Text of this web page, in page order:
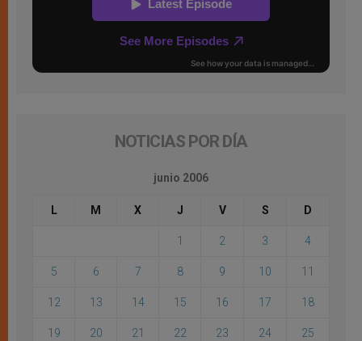
NOTICIAS POR DÍA
junio 2006
L M X J V S D
1 2 3 4
5 6 7 8 9 10 11
12 13 14 15 16 17 18
19 20 21 22 23 24 25